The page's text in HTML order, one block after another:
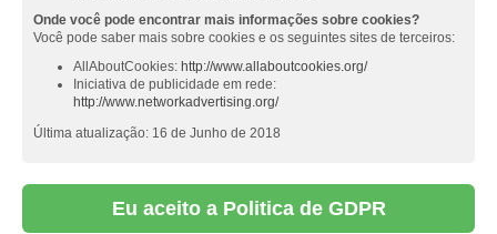
Onde você pode encontrar mais informações sobre cookies?
Você pode saber mais sobre cookies e os seguintes sites de terceiros:
AllAboutCookies: http://www.allaboutcookies.org/
Iniciativa de publicidade em rede:
http://www.networkadvertising.org/
Última atualização: 16 de Junho de 2018